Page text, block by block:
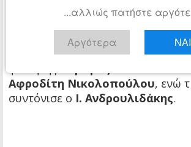
Καταλήγοντας, ανέφερε πως «για
έφθασε η ώρα ευθύνης».
Εκτός του κ. Αλαβάνου
Αφροδίτη Νικολοπούλου, ενώ
συντόνισε ο Ι. Ανδρουλιδάκης.
...αλλιώς πατήστε
Αργότερα ΝΑΙ